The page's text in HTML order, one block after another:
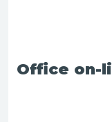
Office on-